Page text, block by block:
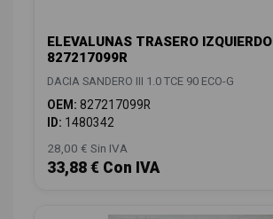
ELEVALUNAS TRASERO IZQUIERDO
827217099R
DACIA SANDERO III 1.0 TCE 90 ECO-G
OEM: 827217099R
ID: 1480342
28,00 € Sin IVA
33,88 € Con IVA